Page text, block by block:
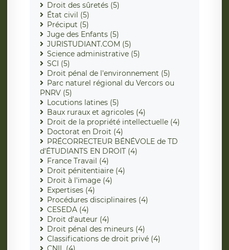
Droit des sûretés (5)
État civil (5)
Préciput (5)
Juge des Enfants (5)
JURISTUDIANT.COM (5)
Science administrative (5)
SCI (5)
Droit pénal de l'environnement (5)
Parc naturel régional du Vercors ou
PNRV (5)
Locutions latines (5)
Baux ruraux et agricoles (4)
Droit de la propriété intellectuelle (4)
Doctorat en Droit (4)
PRÉCORRECTEUR BÉNÉVOLE de TD
d'ÉTUDIANTS EN DROIT (4)
France Travail (4)
Droit pénitentiaire (4)
Droit à l'image (4)
Expertises (4)
Procédures disciplinaires (4)
CESEDA (4)
Droit d'auteur (4)
Droit pénal des mineurs (4)
Classifications de droit privé (4)